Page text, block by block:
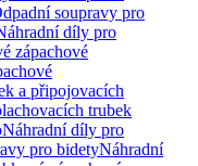
soupravy pro
díly pro
zápachové
a připojovacích
trubek
Náhradní díly pro
pro bidetyNáhradní